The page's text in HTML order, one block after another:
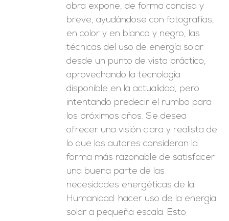
obra expone, de forma concisa y
breve, ayudándose con fotografías,
en color y en blanco y negro, las
técnicas del uso de energía solar
desde un punto de vista práctico,
aprovechando la tecnología
disponible en la actualidad, pero
intentando predecir el rumbo para
los próximos años. Se desea
ofrecer una visión clara y realista de
lo que los autores consideran la
forma más razonable de satisfacer
una buena parte de las
necesidades energéticas de la
Humanidad: hacer uso de la energía
solar a pequeña escala. Esto